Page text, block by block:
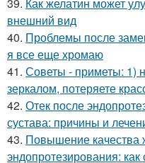
39. Как желатин может
внешний вид
40. Проблемы после
я все еще хромаю
41. Советы - приметы: 1)
зеркалом, потеряете
42. Отек после
сустава: причины и
43. Повышение качества
эндопротезирования: